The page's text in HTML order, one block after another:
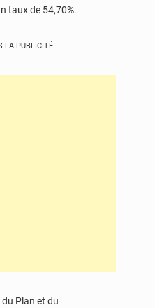
taux de 54,70%.
LA PUBLICITÉ
Plan et du